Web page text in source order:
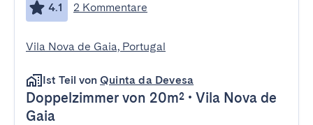
4.1 2 Kommentare
Vila Nova de Gaia, Portugal
Ist Teil von Quinta da Devesa
Doppelzimmer von 20m² • Vila Nova de
Gaia